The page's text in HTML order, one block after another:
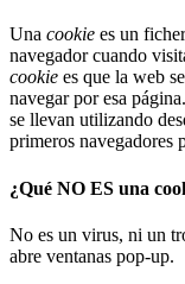
Una cookie es un
navegador cuando
cookie es que la web
navegar por esa
se llevan utilizando
primeros navegadores
¿Qué NO ES una
No es un virus, ni un
abre ventanas pop-up.